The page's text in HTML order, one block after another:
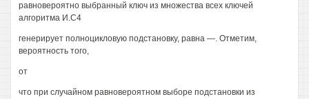
равновероятно выбранный ключ из множества всех ключей
алгоритма И.С4
генерирует полноцикловую подстановку, равна —. Отметим,
вероятность того,
от
что при случайном равновероятном выборе подстановки из